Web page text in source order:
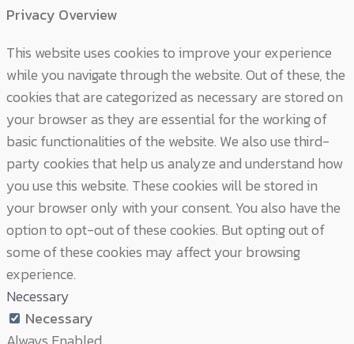
Privacy Overview
This website uses cookies to improve your experience
while you navigate through the website. Out of these, the
cookies that are categorized as necessary are stored on
your browser as they are essential for the working of
basic functionalities of the website. We also use third-
party cookies that help us analyze and understand how
you use this website. These cookies will be stored in
your browser only with your consent. You also have the
option to opt-out of these cookies. But opting out of
some of these cookies may affect your browsing
experience.
Necessary
Necessary